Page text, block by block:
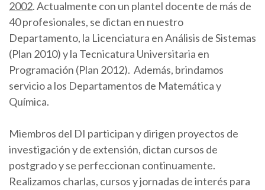
2002. Actualmente con un plantel docente de más de
40 profesionales, se dictan en nuestro
Departamento, la Licenciatura en Análisis de Sistemas
(Plan 2010) y la Tecnicatura Universitaria en
Programación (Plan 2012). Además, brindamos
servicio a los Departamentos de Matemática y
Química.
Miembros del DI participan y dirigen proyectos de
investigación y de extensión, dictan cursos de
postgrado y se perfeccionan continuamente.
Realizamos charlas, cursos y jornadas de interés para